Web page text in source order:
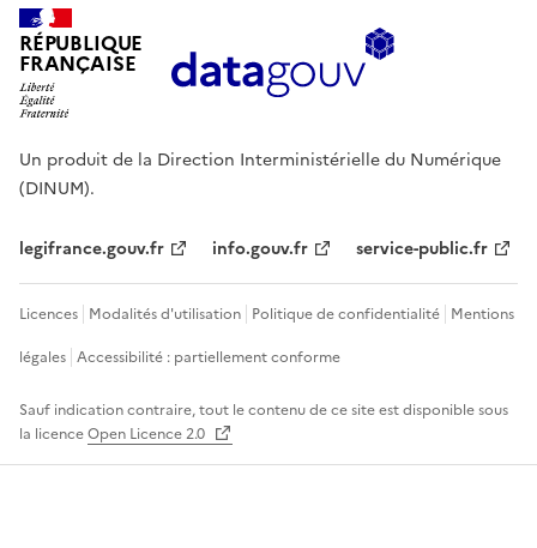
RÉPUBLIQUE
FRANÇAISE
Un produit de la Direction Interministérielle du Numérique
(DINUM).
legifrance.gouv.fr info.gouv.fr service-public.fr
Licences Modalités d'utilisation Politique de confidentialité Mentions
légales Accessibilité : partiellement conforme
Sauf indication contraire, tout le contenu de ce site est disponible sous
la licenceOpen Licence 2.0